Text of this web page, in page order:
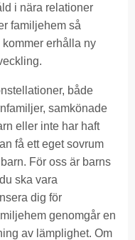
i nära relationer
familjehem så
erhålla ny
både
samkönade
eller inte har haft
få ett eget sovrum
För oss är barns
ska vara
dig för
genomgår en
av lämplighet. Om